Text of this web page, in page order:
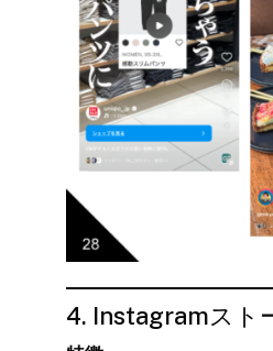
4. Instagramスト